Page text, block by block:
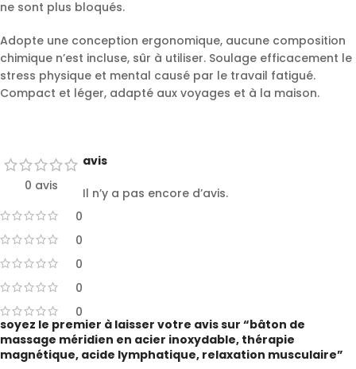
ne sont plus bloqués.
Adopte une conception ergonomique, aucune composition
chimique n’est incluse, sûr à utiliser. Soulage efficacement le
stress physique et mental causé par le travail fatigué.
Compact et léger, adapté aux voyages et à la maison.
0 avis
0
0
0
0
0
avis
Il n’y a pas encore d’avis.
soyez le premier à laisser votre avis sur “bâton de
massage méridien en acier inoxydable, thérapie
magnétique, acide lymphatique, relaxation musculaire”